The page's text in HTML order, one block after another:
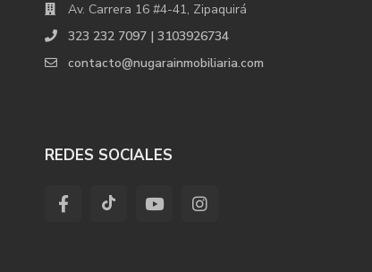
Av. Carrera 16 #4-41, Zipaquirá
323 232 7097 | 3103926734
contacto@nugarainmobiliaria.com
REDES SOCIALES